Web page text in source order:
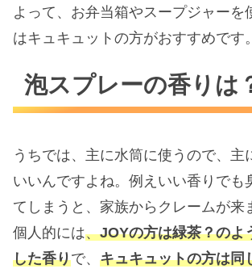
よって、お弁当箱やスープジャーを
はキュキュットの方がおすすめです。
泡スプレーの香りは
うちでは、主に水筒に使うので、主
いいんですよね。例えいい香りでも
てしまうと、家族からクレームが来
個人的には、JOYの方は緑茶？のよ
した香りで、 キュキュットの方は同